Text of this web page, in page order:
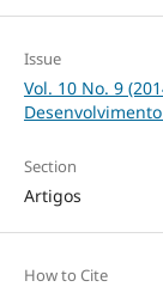
Issue
Vol. 10 No. 9
Section
Artigos
How to Cite